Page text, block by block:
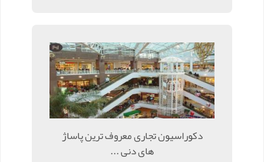
دکوراسیون تجاری معروف ترین پاساژ
های دنی ...